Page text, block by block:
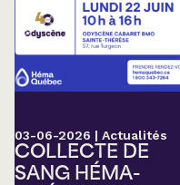
03-06-2026 | Actualités
COLLECTE DE
SANG HÉMA-